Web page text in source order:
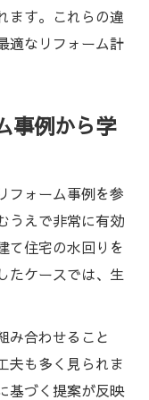
ます。これらの違
適なリフォーム計
事例から学
フォーム事例を参
うえで非常に有効
て住宅の水回りを
たケースでは、生
み合わせること
夫も多く見られま
基づく提案が反映